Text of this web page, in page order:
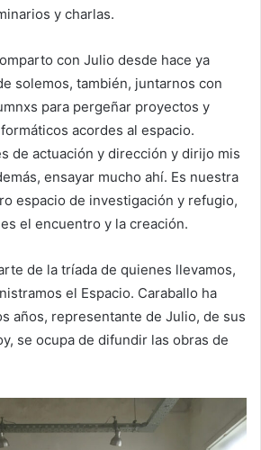
y charlas.
con Julio desde hace ya
solemos, también, juntarnos con
para pergeñar proyectos y
acordes al espacio.
de actuación y dirección y dirijo mis
ensayar mucho ahí. Es nuestra
espacio de investigación y refugio,
el encuentro y la creación.
de la tríada de quienes llevamos,
el Espacio. Caraballo ha
años, representante de Julio, de sus
se ocupa de difundir las obras de